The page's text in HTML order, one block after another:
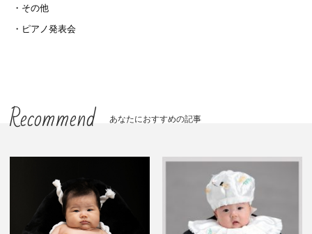
その他
ピアノ発表会
Recommend あなたにおすすめの記事